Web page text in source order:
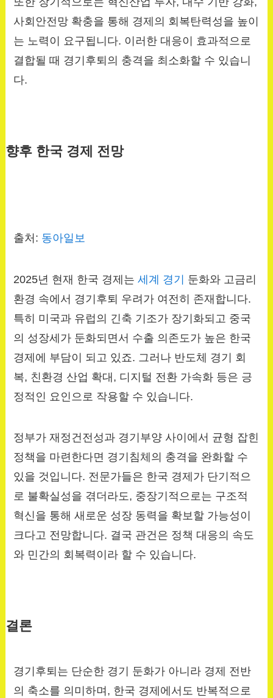
사회안전망 확충을 통해 경제의 회복탄력성을 높이
는 노력이 요구됩니다. 이러한 대응이 효과적으로
결합될 때 경기후퇴의 충격을 최소화할 수 있습니
다.
향후 한국 경제 전망
출처: 동아일보
2025년 현재 한국 경제는세계 경기 둔화와 고금리
환경 속에서 경기후퇴 우려가 여전히 존재합니다.
특히 미국과 유럽의 긴축 기조가 장기화되고 중국
의 성장세가 둔화되면서 수출 의존도가 높은 한국
경제에 부담이 되고 있죠. 그러나 반도체 경기 회
복, 친환경 산업 확대, 디지털 전환 가속화 등은 긍
정적인 요인으로 작용할 수 있습니다.
정부가 재정건전성과 경기부양 사이에서 균형 잡힌
정책을 마련한다면 경기침체의 충격을 완화할 수
있을 것입니다. 전문가들은 한국 경제가 단기적으
로 불확실성을 겪더라도, 중장기적으로는 구조적
혁신을 통해 새로운 성장 동력을 확보할 가능성이
크다고 전망합니다. 결국 관건은 정책 대응의 속도
와 민간의 회복력이라 할 수 있습니다.
결론
경기후퇴는 단순한 경기 둔화가 아니라 경제 전반
의 축소를 의미하며, 한국 경제에서도 반복적으로